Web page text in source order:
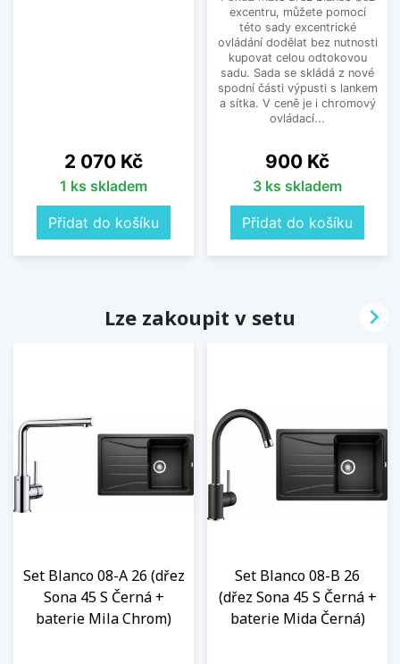
Cena
2 070 Kč
1 ks skladem
Přidat do košíku
excentru, můžete pomocí
této sady excentrické
ovládání dodělat bez nutnosti
kupovat celou odtokovou
sadu. Sada se skládá z nové
spodní části výpusti s lankem
a sítka. V ceně je i chromový
ovládací...
Cena
900 Kč
3 ks skladem
Přidat do košíku
Lze zakoupit v setu
Set Blanco 08-A 26 (dřez
Sona 45 S Černá +
baterie Mila Chrom)
Set Blanco 08-B 26
(dřez Sona 45 S Černá +
baterie Mida Černá)
